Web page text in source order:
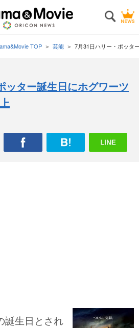
TOP 芸能 7月31日ハリー・ポッタ
ッター誕生日にホグワーツ
誕生日とされ